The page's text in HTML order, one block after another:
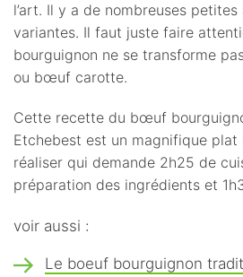
l’art. Il y a de nombreuses
variantes. Il faut juste faire
bourguignon ne se transforme
ou bœuf carotte.
Cette recette du bœuf
Etchebest est un magnifique plat
réaliser qui demande 2h25 de
préparation des ingrédients et
voir aussi :
Le boeuf bourguignon